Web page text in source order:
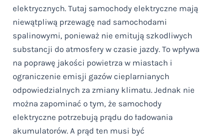
elektrycznych. Tutaj samochody elektryczne mają
niewątpliwą przewagę nad samochodami
spalinowymi, ponieważ nie emitują szkodliwych
substancji do atmosfery w czasie jazdy. To wpływa
na poprawę jakości powietrza w miastach i
ograniczenie emisji gazów cieplarnianych
odpowiedzialnych za zmiany klimatu. Jednak nie
można zapominać o tym, że samochody
elektryczne potrzebują prądu do ładowania
akumulatorów. A prąd ten musi być